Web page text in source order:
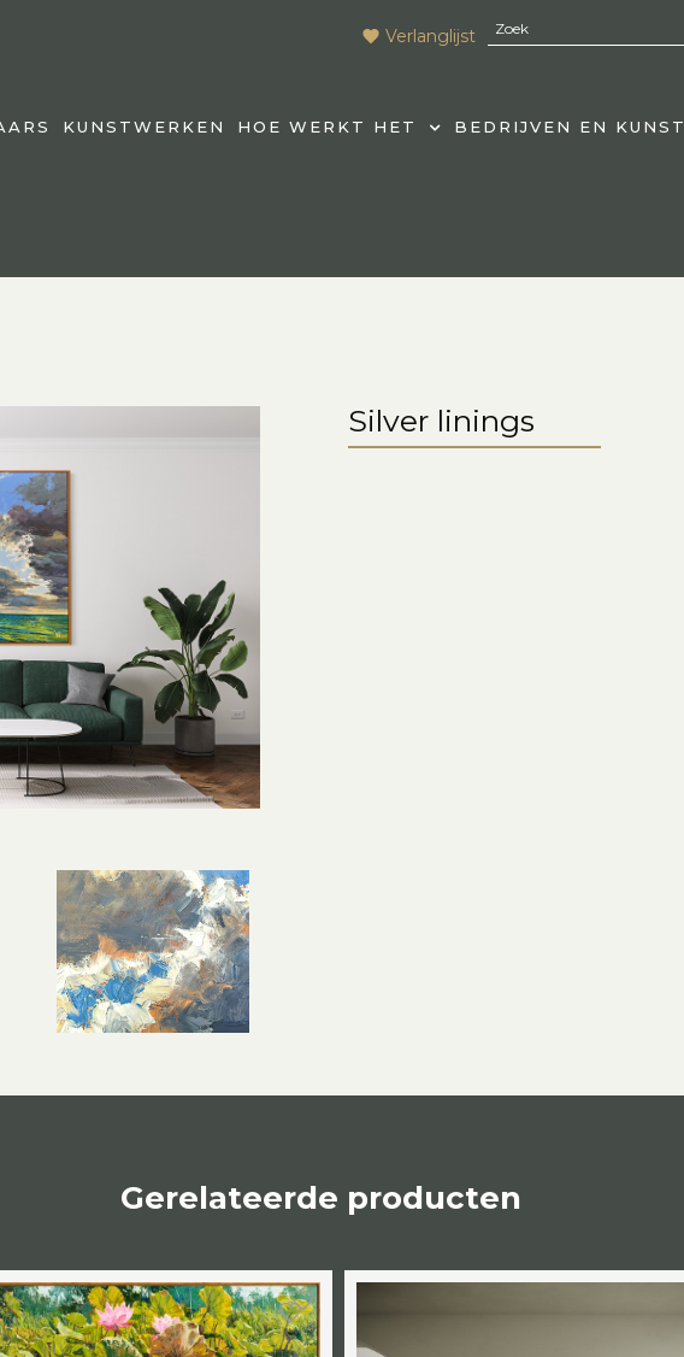
Verlanglijst
KUNSTWERKEN HOE WERKT HET BEDRIJVEN EN KUNST
Silver linings
Gerelateerde producten